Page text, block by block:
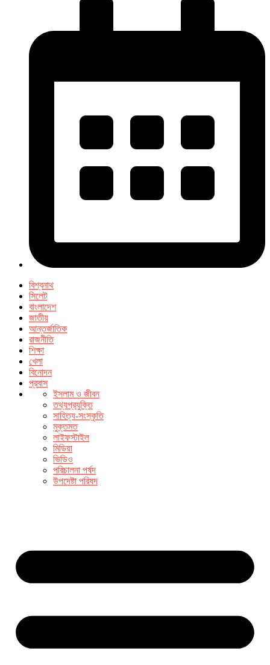
বিশ্বনাথ
সিলেট
বাংলাদেশ
জাতীয়
আন্তর্জাতিক
রাজনীতি
শিক্ষা
খেলা
বিনোদন
প্রবাস
ইসলাম ও জীবন
তথ্যপ্রযুক্তি
সাহিত্য-সংস্কৃতি
মুক্তমত
লাইফস্টাইল
মিডিয়া
ভিডিও
পরিচালনা পর্ষদ
উপদেষ্টা পরিষদ